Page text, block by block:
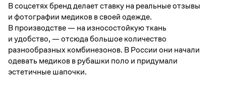
В соцсетях бренд делает ставку на реальные отзывы
и фотографии медиков в своей одежде.
В производстве — на износостойкую ткань
и удобство, — отсюда большое количество
разнообразных комбинезонов. В России они начали
одевать медиков в рубашки поло и придумали
эстетичные шапочки.